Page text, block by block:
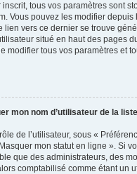
tous vos paramètres sont
Vous pouvez les modifier depuis
lien vers ce dernier se trouve
situé en haut des pages
modifier tous vos paramètres et
mon nom d’utilisateur de la
de l’utilisateur, sous «
mon statut en ligne ». Si
que des administrateurs, des
comptabilisé comme étant un